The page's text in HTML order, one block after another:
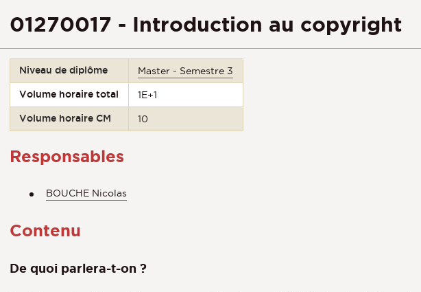
01270017 - Introduction au copyright
Niveau de diplôme Master - Semestre 3
Volume horaire total 1E+1
Volume horaire CM 10
Responsables
BOUCHE Nicolas
Contenu
De quoi parlera-t-on ?